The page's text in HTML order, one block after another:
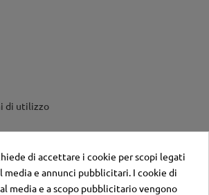
di utilizzo
un listino personalizzato
di accettare i cookie per scopi legati
media e annunci pubblicitari. I cookie di
media e a scopo pubblicitario vengono